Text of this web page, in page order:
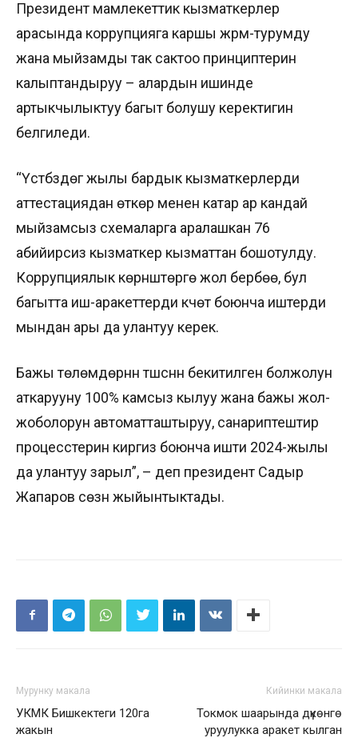
Президент мамлекеттик кызматкерлер
арасында коррупцияга каршы жүрүм-турумду
жана мыйзамды так сактоо принциптерин
калыптандыруу – алардын ишинде
артыкчылыктуу багыт болушу керектигин
белгиледи.
“Үстүбүздөгү жылы бардык кызматкерлерди
аттестациядан өткөрүү менен катар ар кандай
мыйзамсыз схемаларга аралашкан 76
абийирсиз кызматкер кызматтан бошотулду.
Коррупциялык көрүнүштөргө жол бербөө, бул
багытта иш-аракеттерди күчөтүү боюнча иштерди
мындан ары да улантуу керек.
Бажы төлөмдөрүнүн түшүүсүнүн бекитилген болжолун
аткарууну 100% камсыз кылуу жана бажы жол-
жоболорун автоматташтыруу, санариптештирүү
процесстерин киргизүү боюнча ишти 2024-жылы
да улантуу зарыл”, – деп президент Садыр
Жапаров сөзүн жыйынтыктады.
Мурунку макала
УКМК Бишкектеги 120га
жакын
Кийинки макала
Токмок шаарында дүкөнгө
уруулукка аракет кылган